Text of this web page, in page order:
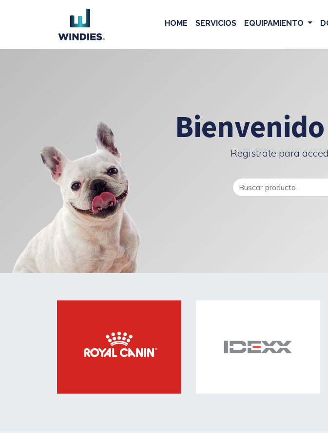
HOME SERVICIOS EQUIPAMIENTO
Registrate para